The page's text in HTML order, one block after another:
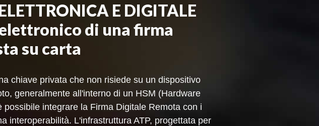
E DIGITALE
di una firma
su carta
chiave privata che non risiede su un dispositivo
generalmente all'interno di un HSM (Hardware
integrare la Firma Digitale Remota con i
interoperabilità. L'infrastruttura ATP, progettata per